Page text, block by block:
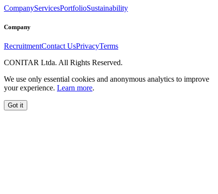
CompanyServicesPortfolioSustainability
Company
RecruitmentContact UsPrivacyTerms
CONITAR Ltda. All Rights Reserved.
We use only essential cookies and anonymous analytics to improve
your experience. Learn more.
Got it